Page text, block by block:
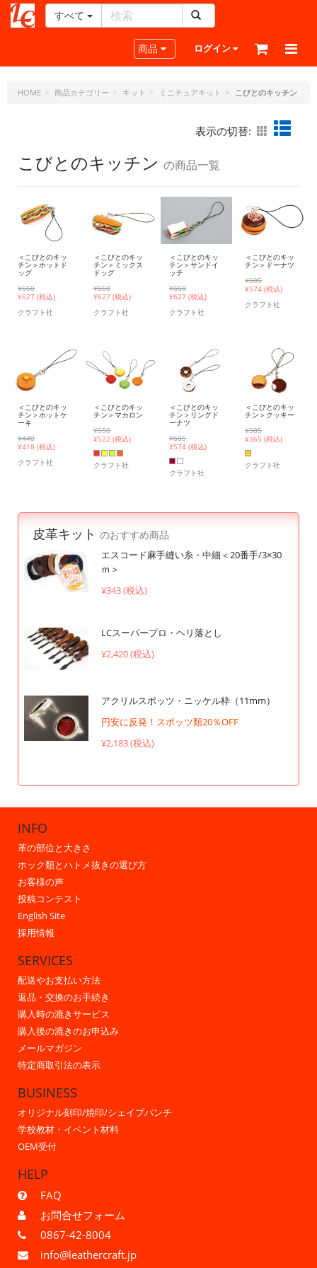
ー
ラ
ッ
ト・
ー
ピ
すべて
Toggle navigation
商品 ログイン
HOME 商品カテゴリー キット ミニチュアキット こびとのキッチン
表示の切替:
こびとのキッチン の商品一覧
＜こびとのキッ
チン＞ホットド
ッグ
¥660
¥627 (税込)
クラフト社
＜こびとのキッ
チン＞ミックス
ドッグ
¥660
¥627 (税込)
クラフト社
＜こびとのキッ
チン＞サンドイ
ッチ
¥660
¥627 (税込)
クラフト社
＜こびとのキッ
チン＞ドーナツ
¥605
¥574 (税込)
クラフト社
＜こびとのキッ
チン＞ホットケ
ーキ
¥440
¥418 (税込)
クラフト社
＜こびとのキッ
チン＞マカロン
¥550
¥522 (税込)
クラフト社
＜こびとのキッ
チン＞リングド
ーナツ
¥605
¥574 (税込)
クラフト社
＜こびとのキッ
チン＞クッキー
¥385
¥365 (税込)
クラフト社
皮革キット のおすすめ商品
エスコード麻手縫い糸・中細＜20番手/3×30
ｍ＞
¥343 (税込)
LCスーパープロ・ヘリ落とし
¥2,420 (税込)
アクリルスポッツ・ニッケル枠（11mm）
円安に反発！スポッツ類20％OFF
¥2,183 (税込)
INFO
革の部位と大きさ
ホック類とハトメ抜きの選び方
お客様の声
投稿コンテスト
English Site
採用情報
SERVICES
配送やお支払い方法
返品・交換のお手続き
購入時の漉きサービス
購入後の漉きのお申込み
メールマガジン
特定商取引法の表示
BUSINESS
オリジナル刻印/焼印/シェイプパンチ
学校教材・イベント材料
OEM受付
HELP
FAQ
お問合せフォーム
0867-42-8004
info@leathercraft.jp